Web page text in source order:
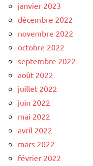
janvier 2023
décembre 2022
novembre 2022
octobre 2022
septembre 2022
août 2022
juillet 2022
juin 2022
mai 2022
avril 2022
mars 2022
février 2022